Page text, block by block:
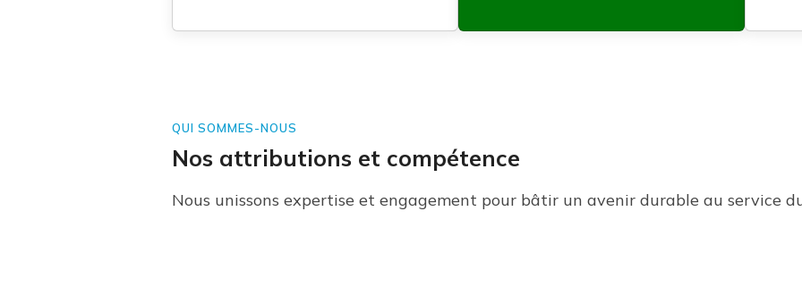
QUI SOMMES-NOUS
Nos attributions et compétence
Nous unissons expertise et engagement pour bâtir un avenir durable au service